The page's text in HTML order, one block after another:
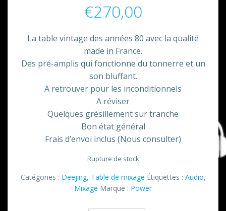
€270,00
La table vintage des années 80 avec la qualité
made in France.
Des pré-amplis qui fonctionne du tonnerre et un
son bluffant.
A retrouver pour les inconditionnels
A réviser
Quelques grésillement sur tranche
Bon état général
Frais d’envoi inclus (Nous consulter)
Rupture de stock
Catégories : Deejing, Table de mixage Étiquettes : Audio,
Mixage Marque : Power